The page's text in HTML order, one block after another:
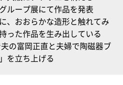
ループ展にて作品を発表
、おおらかな造形と触れてみ
った作品を生み出している
の富岡正直と夫婦で陶磁器ブ
を立ち上げる